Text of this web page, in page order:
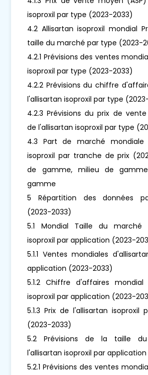
isoproxil par type (2023-2033)
4.2 Allisartan isoproxil mondial
taille du marché par type (2023-
4.2.1 Prévisions des ventes
isoproxil par type (2023-2033)
4.2.2 Prévisions du chiffre
l'allisartan isoproxil par type
4.2.3 Prévisions du prix de
de l'allisartan isoproxil par type
4.3 Part de marché mondiale
isoproxil par tranche de prix
de gamme, milieu de
gamme
5 Répartition des données
(2023-2033)
5.1 Mondial Taille du marché
isoproxil par application (2023-
5.1.1 Ventes mondiales
application (2023-2033)
5.1.2 Chiffre d'affaires mondial
isoproxil par application (2023-
5.1.3 Prix de l'allisartan isoproxil
(2023-2033)
5.2 Prévisions de la taille
l'allisartan isoproxil par
5.2.1 Prévisions des ventes